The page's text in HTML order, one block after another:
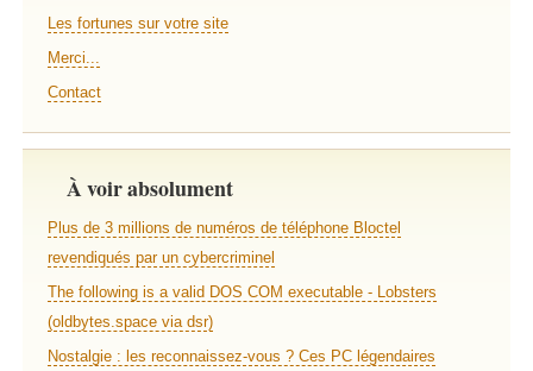
Les fortunes sur votre site
Merci...
Contact
À voir absolument
Plus de 3 millions de numéros de téléphone Bloctel
revendiqués par un cybercriminel
The following is a valid DOS COM executable - Lobsters
(oldbytes.space via dsr)
Nostalgie : les reconnaissez-vous ? Ces PC légendaires